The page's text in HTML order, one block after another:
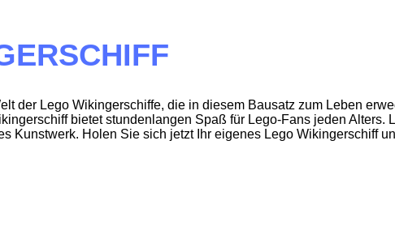
der Lego Wikingerschiffe, die in diesem Bausatz zum Leben
bietet stundenlangen Spaß für Lego-Fans jeden
Kunstwerk. Holen Sie sich jetzt Ihr eigenes Lego Wikingerschiff